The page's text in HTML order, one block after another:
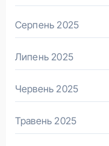
Серпень 2025
Липень 2025
Червень 2025
Травень 2025